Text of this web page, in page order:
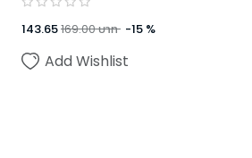
143.65169.00บาท -15 %
Add Wishlist